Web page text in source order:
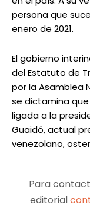
persona que
enero de 2021.
El gobierno
del Estatuto de
por la Asamblea
se dictamina
ligada a la
Guaidó, actual
venezolano,
Para
editorial